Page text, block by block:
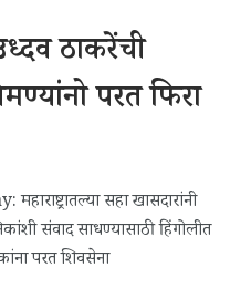
ठाकरेंची
परत फिरा
सहा खासदारांनी
संवाद साधण्यासाठी हिंगोलीत
परत शिवसेना